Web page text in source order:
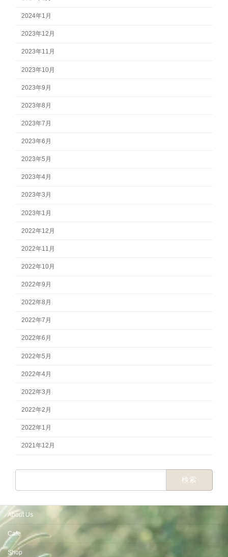
2024年1月
2023年12月
2023年11月
2023年10月
2023年9月
2023年8月
2023年7月
2023年6月
2023年5月
2023年4月
2023年3月
2023年1月
2022年12月
2022年11月
2022年10月
2022年9月
2022年8月
2022年7月
2022年6月
2022年5月
2022年4月
2022年3月
2022年2月
2022年1月
2021年12月
検
About Us
Cafe
Shop